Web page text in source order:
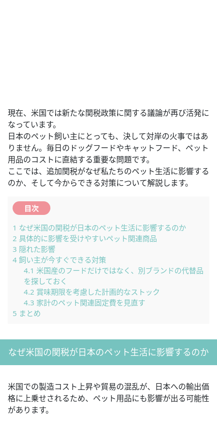
現在、米国では新たな関税政策に関する議論が再び活発に
なっています。
日本のペット飼い主にとっても、決して対岸の火事ではあ
りません。毎日のドッグフードやキャットフード、ペット
用品のコストに直結する重要な問題です。
ここでは、追加関税がなぜ私たちのペット生活に影響する
のか、そして今からできる対策について解説します。
目次
1 なぜ米国の関税が日本のペット生活に影響するのか
2 具体的に影響を受けやすいペット関連商品
3 隠れた影響
4 飼い主が今すぐできる対策
4.1 米国産のフードだけではなく、別ブランドの代替品
を探しておく
4.2 賞味期限を考慮した計画的なストック
4.3 家計のペット関連固定費を見直す
5 まとめ
なぜ米国の関税が日本のペット生活に影響するのか
米国での製造コスト上昇や貿易の混乱が、日本への輸出価
格に上乗せされるため、ペット用品にも影響が出る可能性
があります。